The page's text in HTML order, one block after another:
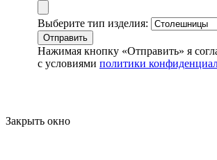
Выберите тип изделия:
Отправить
Нажимая кнопку «Отправить» я
с условиями политики
Закрыть окно